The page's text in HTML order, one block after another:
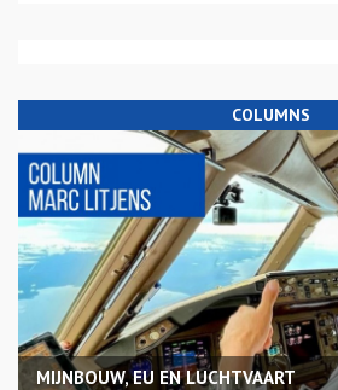
COLUMNS
MIJNBOUW, EU EN LUCHTVAART